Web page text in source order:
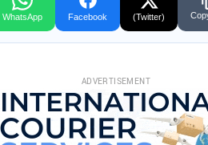
WhatsApp Facebook (Twitter)
ADVERTISEMENT